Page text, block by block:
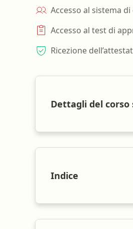
Accesso al sistema
Accesso al test di
Ricezione
Dettagli del corso
Indice